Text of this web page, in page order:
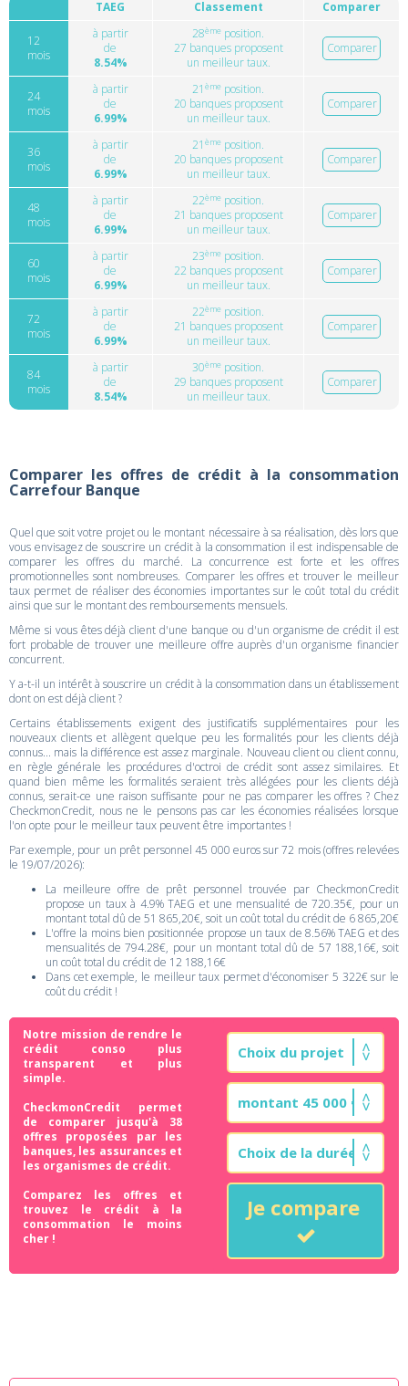
TAEG Classement Comparer
12
mois
à partir
de
8.54%
28ème position.
27 banques proposent
un meilleur taux.
Comparer
24
mois
à partir
de
6.99%
21 ème position.
20 banques proposent
un meilleur taux.
Comparer
36
mois
à partir
de
6.99%
21 ème position.
20 banques proposent
un meilleur taux.
Comparer
48
mois
à partir
de
6.99%
22ème position.
21 banques proposent
un meilleur taux.
Comparer
60
mois
à partir
de
6.99%
23ème position.
22 banques proposent
un meilleur taux.
Comparer
72
mois
à partir
de
6.99%
22ème position.
21 banques proposent
un meilleur taux.
Comparer
84
mois
à partir
de
8.54%
30ème position.
29 banques proposent
un meilleur taux.
Comparer
Comparer les offres de crédit à la consommation
Carrefour Banque
Quel que soit votre projet ou le montant nécessaire à sa réalisation, dès lors que
vous envisagez de souscrire un crédit à la consommation il est indispensable de
comparer les offres du marché. La concurrence est forte et les offres
promotionnelles sont nombreuses. Comparer les offres et trouver le meilleur
taux permet de réaliser des économies importantes sur le coût total du crédit
ainsi que sur le montant des remboursements mensuels.
Même si vous êtes déjà client d'une banque ou d'un organisme de crédit il est
fort probable de trouver une meilleure offre auprès d'un organisme financier
concurrent.
Y a-t-il un intérêt à souscrire un crédit à la consommation dans un établissement
dont on est déjà client ?
Certains établissements exigent des justificatifs supplémentaires pour les
nouveaux clients et allègent quelque peu les formalités pour les clients déjà
connus... mais la différence est assez marginale. Nouveau client ou client connu,
en règle générale les procédures d'octroi de crédit sont assez similaires. Et
quand bien même les formalités seraient très allégées pour les clients déjà
connus, serait-ce une raison suffisante pour ne pas comparer les offres ? Chez
CheckmonCredit, nous ne le pensons pas car les économies réalisées lorsque
l'on opte pour le meilleur taux peuvent être importantes !
Par exemple, pour un prêt personnel 45 000 euros sur 72 mois (offres relevées
le 19/07/2026):
La meilleure offre de prêt personnel trouvée par CheckmonCredit
propose un taux à 4.9% TAEG et une mensualité de 720.35€, pour un
montant total dû de 51 865,20€, soit un coût total du crédit de 6 865,20€
L'offre la moins bien positionnée propose un taux de 8.56% TAEG et des
mensualités de 794.28€, pour un montant total dû de 57 188,16€, soit
un coût total du crédit de 12 188,16€
Dans cet exemple, le meilleur taux permet d'économiser 5 322€ sur le
coût du crédit !
Notre mission de rendre le
crédit conso plus
transparent et plus
simple.
CheckmonCredit permet
de comparer jusqu'à 38
offres proposées par les
banques, les assurances et
les organismes de crédit.
Comparez les offres et
trouvez le crédit à la
consommation le moins
cher !
Je compare